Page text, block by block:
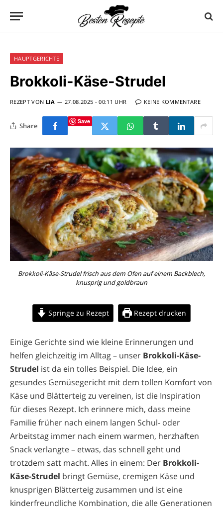
HAUPTGERICHTE
Brokkoli-Käse-Strudel
REZEPT VON LIA 27.08.2025 - 00:11 UHR KEINE KOMMENTARE
Share Save
Brokkoli-Käse-Strudel frisch aus dem Ofen auf einem Backblech,
knusprig und goldbraun
Springe zu Rezept Rezept drucken
Einige Gerichte sind wie kleine Erinnerungen und
helfen gleichzeitig im Alltag – unser Brokkoli-Käse-
Strudel ist da ein tolles Beispiel. Die Idee, ein
gesundes Gemüsegericht mit dem tollen Komfort von
Käse und Blätterteig zu vereinen, ist die Inspiration
für dieses Rezept. Ich erinnere mich, dass meine
Familie früher nach einem langen Schul- oder
Arbeitstag immer nach einem warmen, herzhaften
Snack verlangte – etwas, das schnell geht und
trotzdem satt macht. Alles in einem: Der Brokkoli-
Käse-Strudel bringt Gemüse, cremigen Käse und
knusprigen Blätterteig zusammen und ist eine
kinderfreundliche Kombination, die alle Generationen